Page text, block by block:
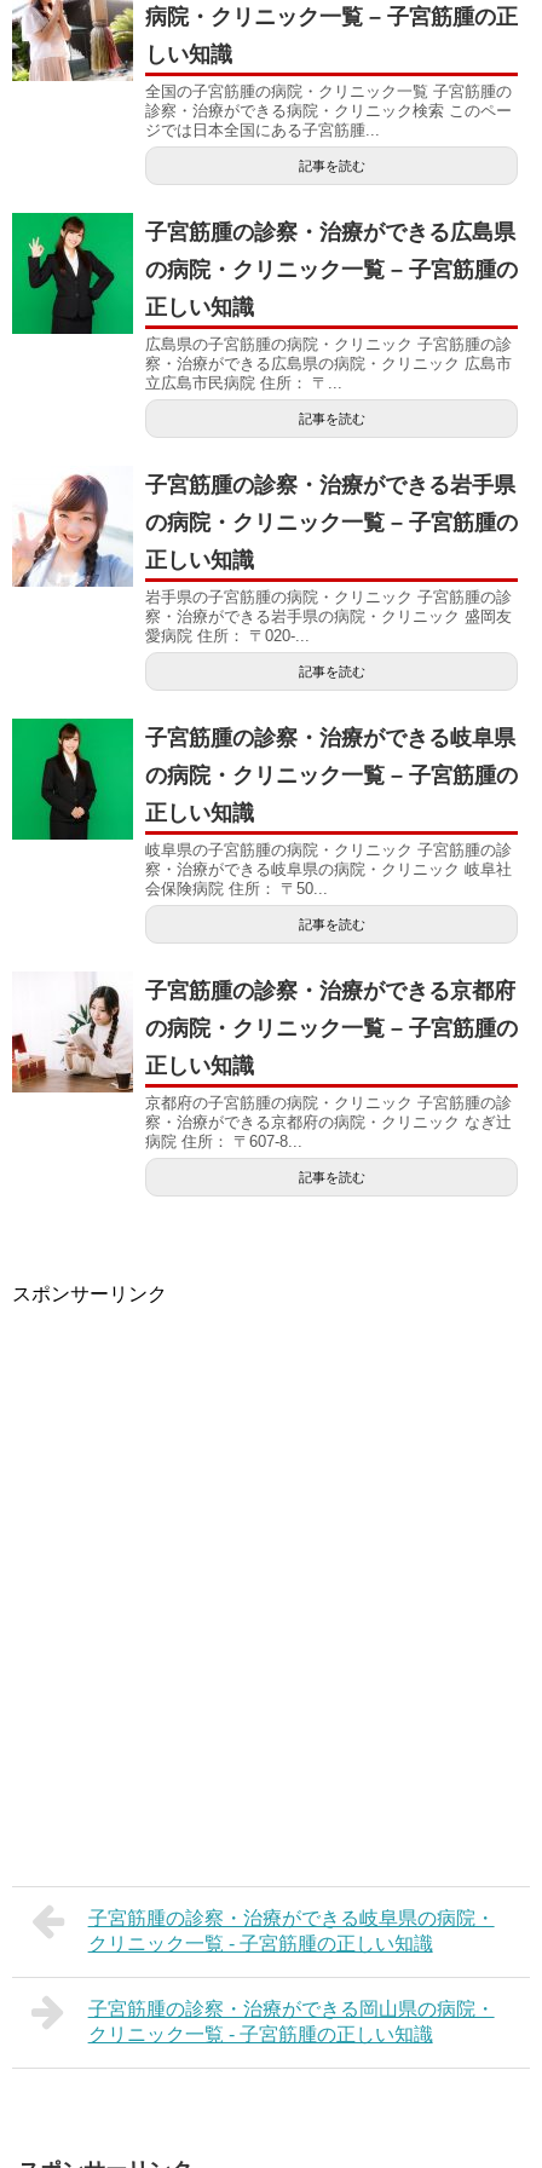
病院・クリニック一覧 – 子宮筋腫の正
しい知識
全国の子宮筋腫の病院・クリニック一覧 子宮筋腫の
診察・治療ができる病院・クリニック検索 このペー
ジでは日本全国にある子宮筋腫...
記事を読む
子宮筋腫の診察・治療ができる広島県
の病院・クリニック一覧 – 子宮筋腫の
正しい知識
広島県の子宮筋腫の病院・クリニック 子宮筋腫の診
察・治療ができる広島県の病院・クリニック 広島市
立広島市民病院 住所： 〒...
記事を読む
子宮筋腫の診察・治療ができる岩手県
の病院・クリニック一覧 – 子宮筋腫の
正しい知識
岩手県の子宮筋腫の病院・クリニック 子宮筋腫の診
察・治療ができる岩手県の病院・クリニック 盛岡友
愛病院 住所： 〒020-...
記事を読む
子宮筋腫の診察・治療ができる岐阜県
の病院・クリニック一覧 – 子宮筋腫の
正しい知識
岐阜県の子宮筋腫の病院・クリニック 子宮筋腫の診
察・治療ができる岐阜県の病院・クリニック 岐阜社
会保険病院 住所： 〒50...
記事を読む
子宮筋腫の診察・治療ができる京都府
の病院・クリニック一覧 – 子宮筋腫の
正しい知識
京都府の子宮筋腫の病院・クリニック 子宮筋腫の診
察・治療ができる京都府の病院・クリニック なぎ辻
病院 住所： 〒607-8...
記事を読む
スポンサーリンク
子宮筋腫の診察・治療ができる岐阜県の病院・
クリニック一覧 - 子宮筋腫の正しい知識
子宮筋腫の診察・治療ができる岡山県の病院・
クリニック一覧 - 子宮筋腫の正しい知識